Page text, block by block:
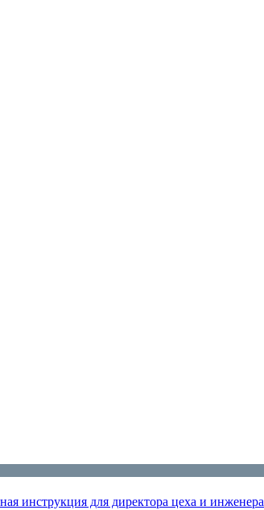
инструкция для директора цеха и инженера